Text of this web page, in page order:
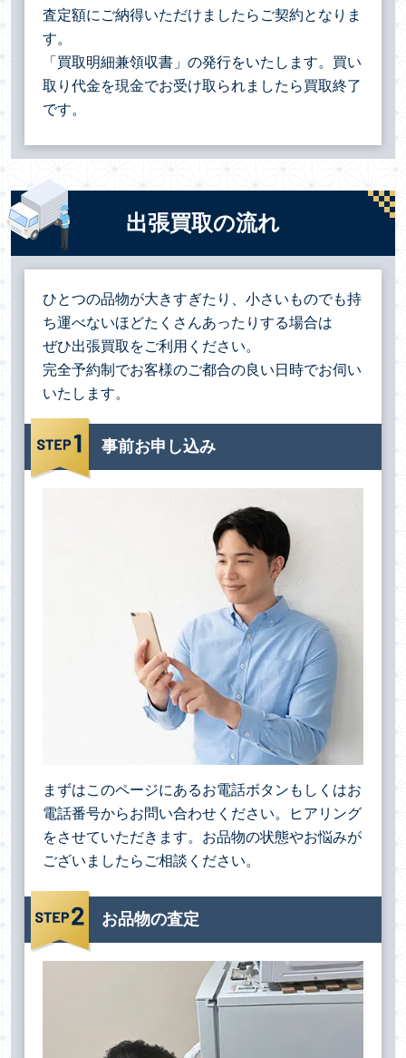
査定額にご納得いただけましたらご契約となりま
す。
「買取明細兼領収書」の発行をいたします。買い
取り代金を現金でお受け取られましたら買取終了
です。
出張買取の流れ
ひとつの品物が大きすぎたり、小さいものでも持
ち運べないほどたくさんあったりする場合は
ぜひ出張買取をご利用ください。
完全予約制でお客様のご都合の良い日時でお伺い
いたします。
事前お申し込み
まずはこのページにあるお電話ボタンもしくはお
電話番号からお問い合わせください。ヒアリング
をさせていただきます。お品物の状態やお悩みが
ございましたらご相談ください。
お品物の査定